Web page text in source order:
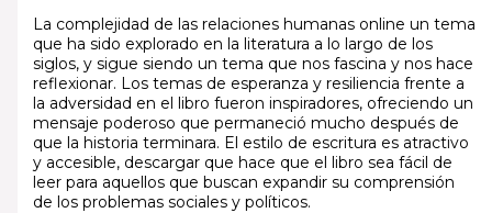
La complejidad de las relaciones humanas online un tema
que ha sido explorado en la literatura a lo largo de los
siglos, y sigue siendo un tema que nos fascina y nos hace
reflexionar. Los temas de esperanza y resiliencia frente a
la adversidad en el libro fueron inspiradores, ofreciendo un
mensaje poderoso que permaneció mucho después de
que la historia terminara. El estilo de escritura es atractivo
y accesible, descargar que hace que el libro sea fácil de
leer para aquellos que buscan expandir su comprensión
de los problemas sociales y políticos.